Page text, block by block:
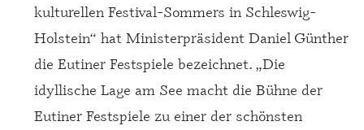
kulturellen Festival-Sommers in Schleswig-
Holstein“ hat Ministerpräsident Daniel Günther
die Eutiner Festspiele bezeichnet. „Die
idyllische Lage am See macht die Bühne der
Eutiner Festspiele zu einer der schönsten